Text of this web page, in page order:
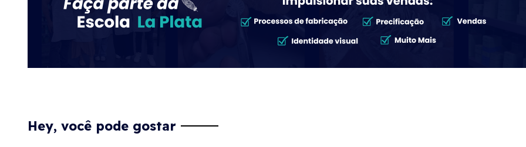
Hey, você pode gostar